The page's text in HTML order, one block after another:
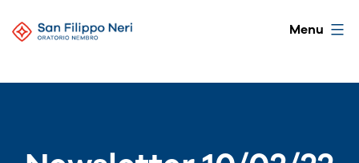
al
Oratorio
di
Menu